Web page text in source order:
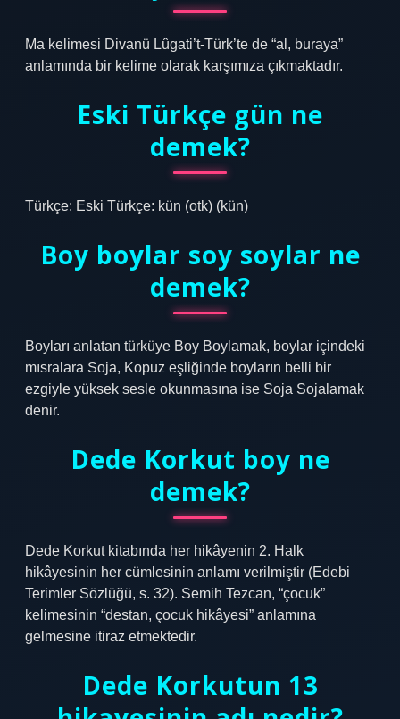
Ma kelimesi Divanü Lûgati’t-Türk’te de “al, buraya”
anlamında bir kelime olarak karşımıza çıkmaktadır.
Eski Türkçe gün ne
demek?
Türkçe: Eski Türkçe: kün‎ (otk) (kün)
Boy boylar soy soylar ne
demek?
Boyları anlatan türküye Boy Boylamak, boylar içindeki
mısralara Soja, Kopuz eşliğinde boyların belli bir
ezgiyle yüksek sesle okunmasına ise Soja Sojalamak
denir.
Dede Korkut boy ne
demek?
Dede Korkut kitabında her hikâyenin 2. Halk
hikâyesinin her cümlesinin anlamı verilmiştir (Edebi
Terimler Sözlüğü, s. 32). Semih Tezcan, “çocuk”
kelimesinin “destan, çocuk hikâyesi” anlamına
gelmesine itiraz etmektedir.
Dede Korkutun 13